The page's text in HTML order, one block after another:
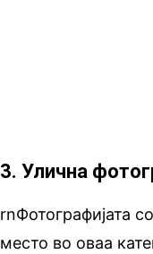
3. Улична
rnФотографијата
место во оваа